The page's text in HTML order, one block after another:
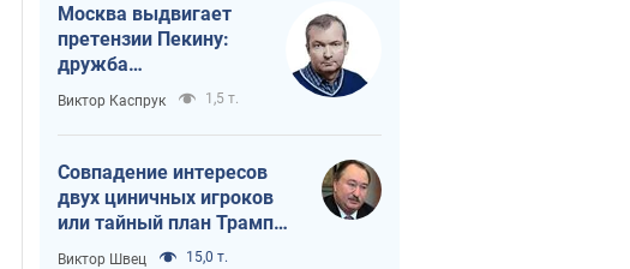
Москва выдвигает
претензии Пекину:
дружба
превращается в
зависимость России
от Китая
Виктор Каспрук 1,5 т.
Совпадение интересов
двух циничных игроков
или тайный план Трампа
и Путина?
Виктор Швец 15,0 т.